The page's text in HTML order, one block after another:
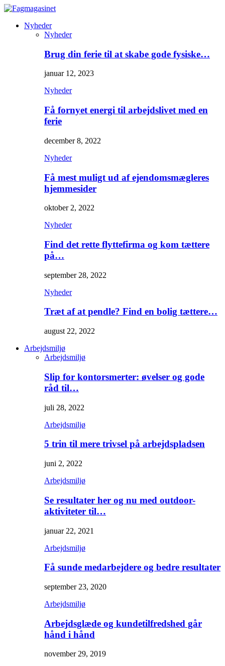
Nyheder
Nyheder
Brug din ferie til at skabe gode fysiske…
januar 12, 2023
Nyheder
Få fornyet energi til arbejdslivet med en
ferie
december 8, 2022
Nyheder
Få mest muligt ud af ejendomsmægleres
hjemmesider
oktober 2, 2022
Nyheder
Find det rette flyttefirma og kom tættere
på…
september 28, 2022
Nyheder
Træt af at pendle? Find en bolig tættere…
august 22, 2022
Arbejdsmiljø
Arbejdsmiljø
Slip for kontorsmerter: øvelser og gode
råd til…
juli 28, 2022
Arbejdsmiljø
5 trin til mere trivsel på arbejdspladsen
juni 2, 2022
Arbejdsmiljø
Se resultater her og nu med outdoor-
aktiviteter til…
januar 22, 2021
Arbejdsmiljø
Få sunde medarbejdere og bedre resultater
september 23, 2020
Arbejdsmiljø
Arbejdsglæde og kundetilfredshed går
hånd i hånd
november 29, 2019